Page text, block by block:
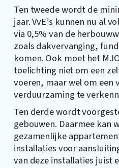
Ten tweede wordt de
jaar. VvE’s kunnen nu al
via 0,5% van de
zoals dakvervanging,
komen. Ook moet het
toelichting niet om een
voeren, maar wel om
verduurzaming te
Ten derde wordt
gebouwen. Daarmee
gezamenlijke
installaties voor
van deze installaties juist